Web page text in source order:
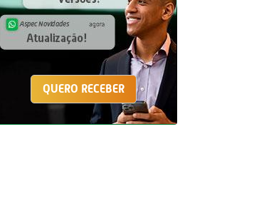
QUERO RECEBER